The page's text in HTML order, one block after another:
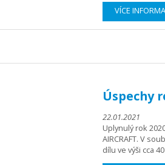
VÍCE
Úspechy
22.01.2021
Uplynulý rok
AIRCRAFT. V
dílu ve výši cca